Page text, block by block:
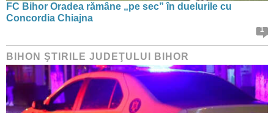
FC Bihor Oradea rămâne „pe sec” în duelurile cu
Concordia Chiajna
1
BIHON ŞTIRILE JUDEŢULUI BIHOR